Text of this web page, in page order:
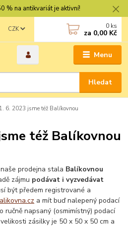
% na antikvariát je aktivní!
Menu
CZK
Hledat
0 ks
za 0,00 Kč
6. 2023 jsme též Balíkovnou
též Balíkovnou
prodejna stala Balíkovnou
zájmu podávat i vyzvedávat
být předem registrované a
a mít buď nalepený podací
ručně napsaný (osmimístný) podací
zásilky je 50 x 50 x 50 cm a